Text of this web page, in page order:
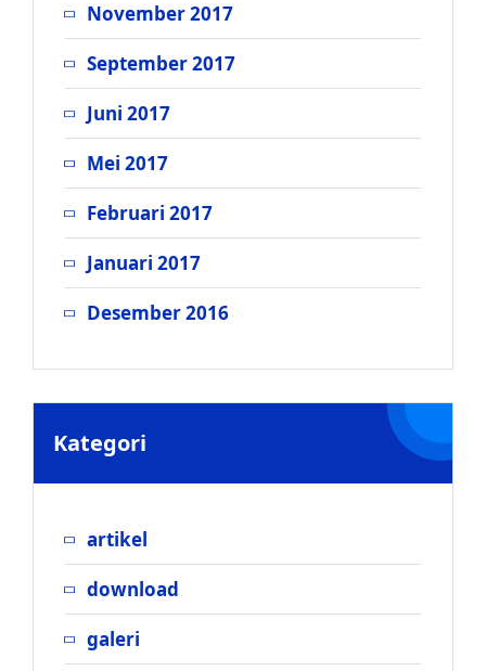
November 2017
September 2017
Juni 2017
Mei 2017
Februari 2017
Januari 2017
Desember 2016
Kategori
artikel
download
galeri